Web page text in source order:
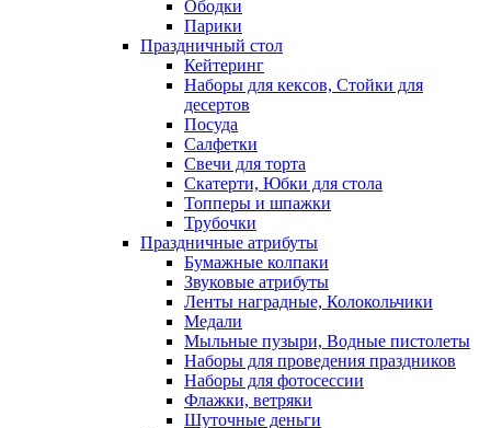
Ободки
Парики
Праздничный стол
Кейтеринг
Наборы для кексов, Стойки для
десертов
Посуда
Салфетки
Свечи для торта
Скатерти, Юбки для стола
Топперы и шпажки
Трубочки
Праздничные атрибуты
Бумажные колпаки
Звуковые атрибуты
Ленты наградные, Колокольчики
Медали
Мыльные пузыри, Водные пистолеты
Наборы для проведения праздников
Наборы для фотосессии
Флажки, ветряки
Шуточные деньги